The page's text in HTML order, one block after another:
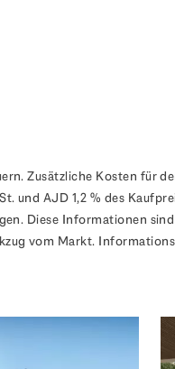
Zusätzliche Kosten für
und AJD 1,2 % des
Diese Informationen
vom Markt.